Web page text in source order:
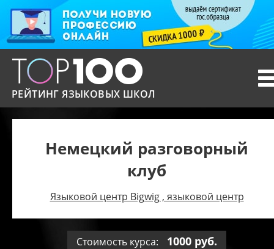
РЕЙТИНГ ЯЗЫКОВЫХ ШКОЛ
Немецкий разговорный
клуб
Языковой центр Bigwig , языковой центр
Стоимость курса: 1000 руб.